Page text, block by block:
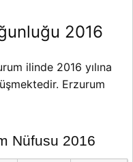
2016
ilinde 2016 yılına
Erzurum
Nüfusu 2016